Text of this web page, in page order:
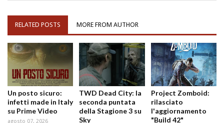
RELATED POSTS MORE FROM AUTHOR
Un posto sicuro:
infetti made in Italy
su Prime Video
agosto 07, 2026
TWD Dead City: la
seconda puntata
della Stagione 3 su
Sky
Project Zomboid:
rilasciato
l'aggiornamento
"Build 42"